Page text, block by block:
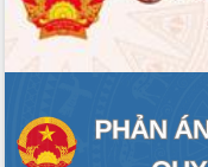
ĐIỂM TIN VĂN BẢN
QUY HOẠCH - KẾ HOẠCH